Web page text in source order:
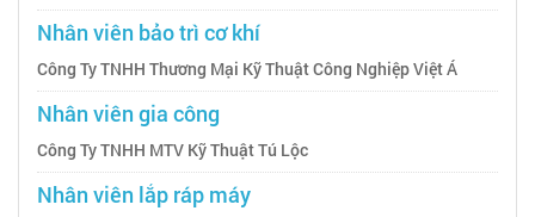
Nhân viên bảo trì cơ khí
Công Ty TNHH Thương Mại Kỹ Thuật Công Nghiệp Việt Á
Nhân viên gia công
Công Ty TNHH MTV Kỹ Thuật Tú Lộc
Nhân viên lắp ráp máy